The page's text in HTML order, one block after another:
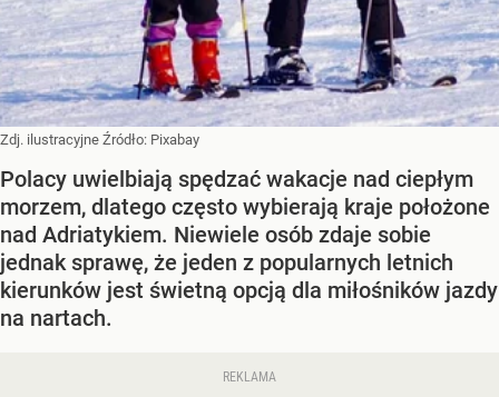
Zdj. ilustracyjne Źródło: Pixabay
Polacy uwielbiają spędzać wakacje nad ciepłym
morzem, dlatego często wybierają kraje położone
nad Adriatykiem. Niewiele osób zdaje sobie
jednak sprawę, że jeden z popularnych letnich
kierunków jest świetną opcją dla miłośników jazdy
na nartach.